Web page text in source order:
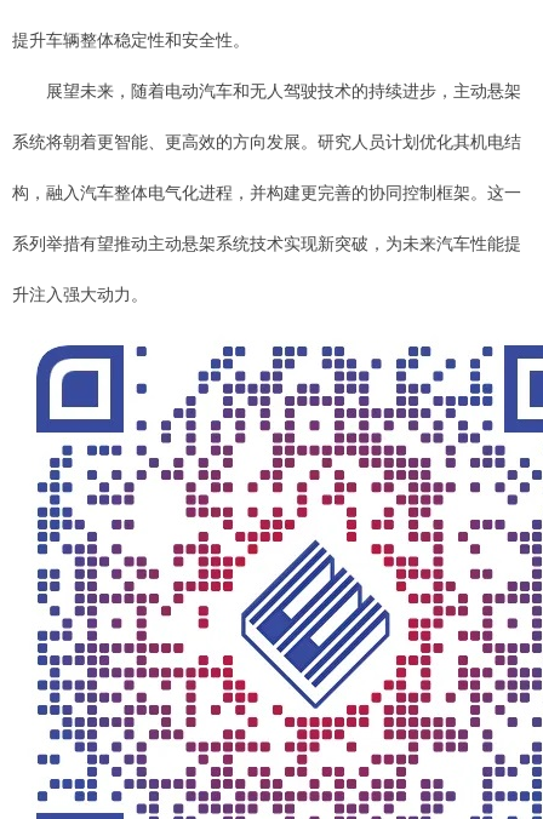
提升车辆整体稳定性和安全性。
展望未来，随着电动汽车和无人驾驶技术的持续进步，主动悬架
系统将朝着更智能、更高效的方向发展。研究人员计划优化其机电结
构，融入汽车整体电气化进程，并构建更完善的协同控制框架。这一
系列举措有望推动主动悬架系统技术实现新突破，为未来汽车性能提
升注入强大动力。